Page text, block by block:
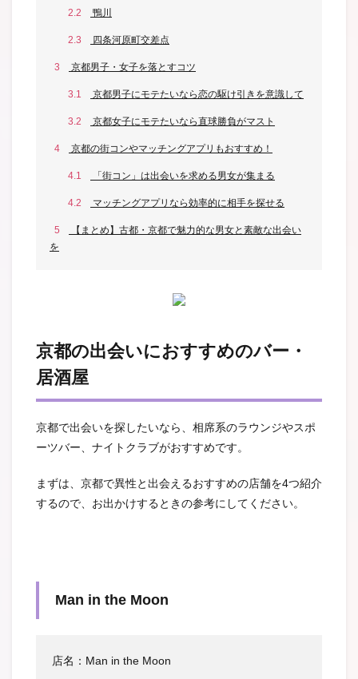
2.2 鴨川
2.3 四条河原町交差点
3 京都男子・女子を落とすコツ
3.1 京都男子にモテたいなら恋の駆け引きを意識して
3.2 京都女子にモテたいなら直球勝負がマスト
4 京都の街コンやマッチングアプリもおすすめ！
4.1 「街コン」は出会いを求める男女が集まる
4.2 マッチングアプリなら効率的に相手を探せる
5
【まとめ】古都・京都で魅力的な男女と素敵な出会い
を
京都の出会いにおすすめのバー・
居酒屋
京都で出会いを探したいなら、相席系のラウンジやスポ
ーツバー、ナイトクラブがおすすめです。
まずは、京都で異性と出会えるおすすめの店舗を4つ紹介
するので、お出かけするときの参考にしてください。
Man in the Moon
店名：Man in the Moon